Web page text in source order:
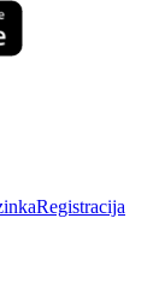
Registracija